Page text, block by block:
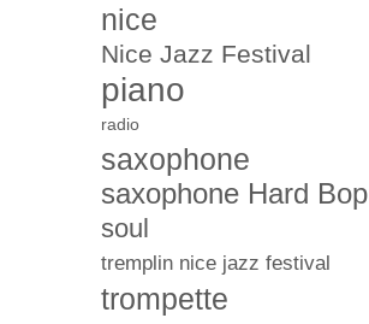
nice
Nice Jazz Festival
piano
radio
saxophone
saxophone Hard Bop
soul
tremplin nice jazz festival
trompette